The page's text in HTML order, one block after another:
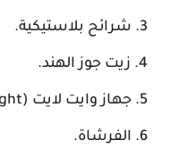
شرائح بلاستيكية.
زيت جوز الهند.
جهاز وايت لايت (WhiteLight).
الفرشاة.